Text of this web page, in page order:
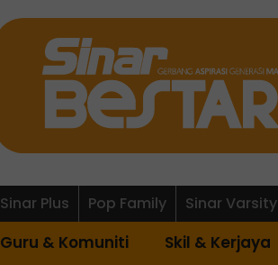
Sinar Plus Pop Family Sinar Varsity
Guru & Komuniti Skil & Kerjaya